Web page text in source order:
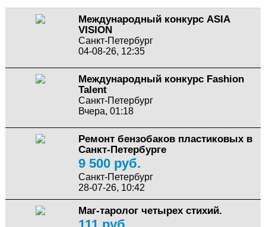
Международный конкурс ASIA
VISION
Санкт-Петербург
04-08-26, 12:35
Международный конкурс Fashion
Talent
Санкт-Петербург
Вчера, 01:18
Ремонт бензобаков пластиковых в
Санкт-Петербурге
9 500 руб.
Санкт-Петербург
28-07-26, 10:42
Маг-таролог четырех стихий.